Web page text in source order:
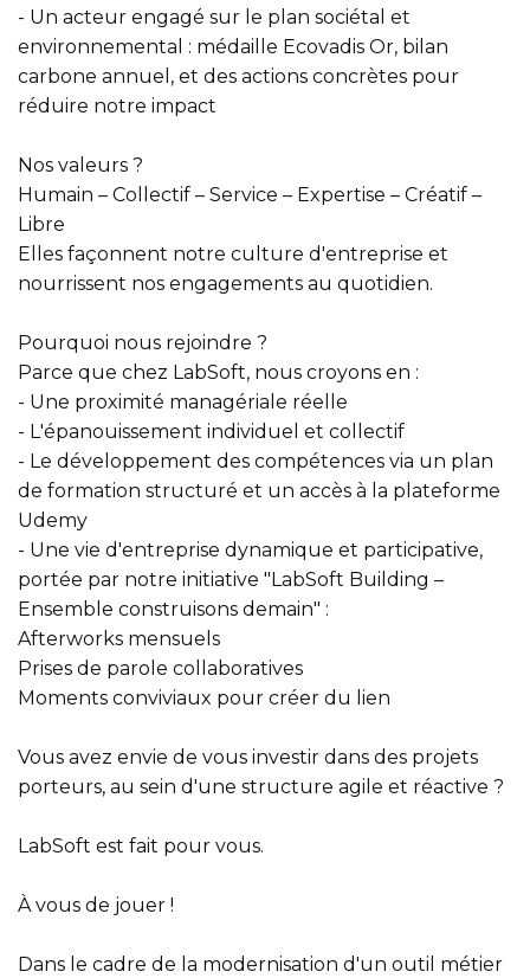
- Un acteur engagé sur le plan sociétal et
environnemental : médaille Ecovadis Or, bilan
carbone annuel, et des actions concrètes pour
réduire notre impact
Nos valeurs ?
Humain – Collectif – Service – Expertise – Créatif –
Libre
Elles façonnent notre culture d'entreprise et
nourrissent nos engagements au quotidien.
Pourquoi nous rejoindre ?
Parce que chez LabSoft, nous croyons en :
- Une proximité managériale réelle
- L'épanouissement individuel et collectif
- Le développement des compétences via un plan
de formation structuré et un accès à la plateforme
Udemy
- Une vie d'entreprise dynamique et participative,
portée par notre initiative "LabSoft Building –
Ensemble construisons demain" :
Afterworks mensuels
Prises de parole collaboratives
Moments conviviaux pour créer du lien
Vous avez envie de vous investir dans des projets
porteurs, au sein d'une structure agile et réactive ?
LabSoft est fait pour vous.
À vous de jouer !
Dans le cadre de la modernisation d'un outil métier